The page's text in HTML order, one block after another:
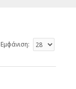
Εμφάνιση: